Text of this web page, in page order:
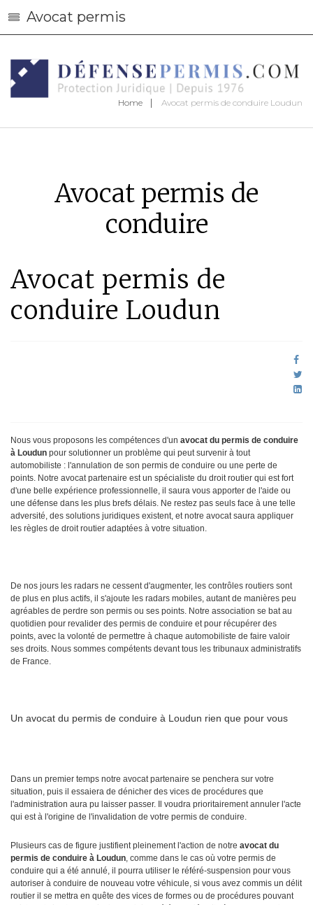
Avocat permis
Home Avocat permis de conduire Loudun
Avocat permis de
conduire
Avocat permis de
conduire Loudun
Nous vous proposons les compétences d'un avocat du permis de conduire
à Loudun pour solutionner un problème qui peut survenir à tout
automobiliste : l'annulation de son permis de conduire ou une perte de
points. Notre avocat partenaire est un spécialiste du droit routier qui est fort
d'une belle expérience professionnelle, il saura vous apporter de l'aide ou
une défense dans les plus brefs délais. Ne restez pas seuls face à une telle
adversité, des solutions juridiques existent, et notre avocat saura appliquer
les règles de droit routier adaptées à votre situation.
De nos jours les radars ne cessent d'augmenter, les contrôles routiers sont
de plus en plus actifs, il s'ajoute les radars mobiles, autant de manières peu
agréables de perdre son permis ou ses points. Notre association se bat au
quotidien pour revalider des permis de conduire et pour récupérer des
points, avec la volonté de permettre à chaque automobiliste de faire valoir
ses droits. Nous sommes compétents devant tous les tribunaux administratifs
de France.
Un avocat du permis de conduire à Loudun rien que pour vous
Dans un premier temps notre avocat partenaire se penchera sur votre
situation, puis il essaiera de dénicher des vices de procédures que
l'administration aura pu laisser passer. Il voudra prioritairement annuler l'acte
qui est à l'origine de l'invalidation de votre permis de conduire.
Plusieurs cas de figure justifient pleinement l'action de notre avocat du
permis de conduire à Loudun, comme dans le cas où votre permis de
conduire qui a été annulé, il pourra utiliser le référé-suspension pour vous
autoriser à conduire de nouveau votre véhicule, si vous avez commis un délit
routier il se mettra en quête des vices de formes ou de procédures pouvant